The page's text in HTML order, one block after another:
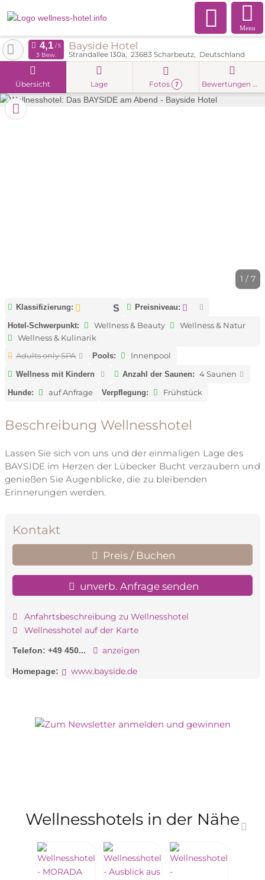
Menu
Bayside Hotel
Strandallee 130a 23683 Scharbeutz Deutschland
3 Bew.
Übersicht Lage Fotos 7 Bewertungen
1 / 7
Klassifizierung: Preisniveau:
Hotel-Schwerpunkt: Wellness & Beauty
Wellness & Natur
Wellness & Kulinarik
Adults only SPA
Pools: Innenpool
Wellness mit Kindern Anzahl der Saunen: 4 Saunen
Hunde: auf Anfrage Verpflegung: Frühstück
Beschreibung Wellnesshotel
Lassen Sie sich von uns und der einmaligen Lage des
BAYSIDE im Herzen der Lübecker Bucht verzaubern und
genießen Sie Augenblicke, die zu bleibenden
Erinnerungen werden.
Kontakt
Preis / Buchen
unverb. Anfrage senden
Anfahrtsbeschreibung zu Wellnesshotel
Wellnesshotel auf der Karte
Telefon: +49 450... anzeigen
Homepage: www.bayside.de
Wellnesshotels in der Nähe